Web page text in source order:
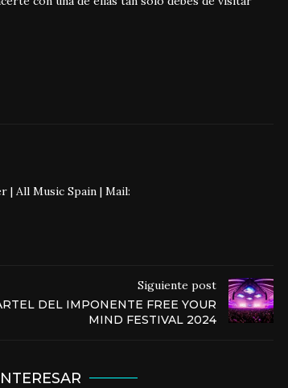
| All Music Spain | Mail:
Siguiente post
DEL IMPONENTE FREE YOUR
MIND FESTIVAL 2024